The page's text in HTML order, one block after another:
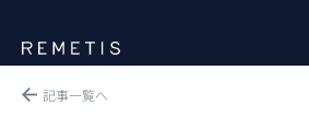
機能
記事一覧へ